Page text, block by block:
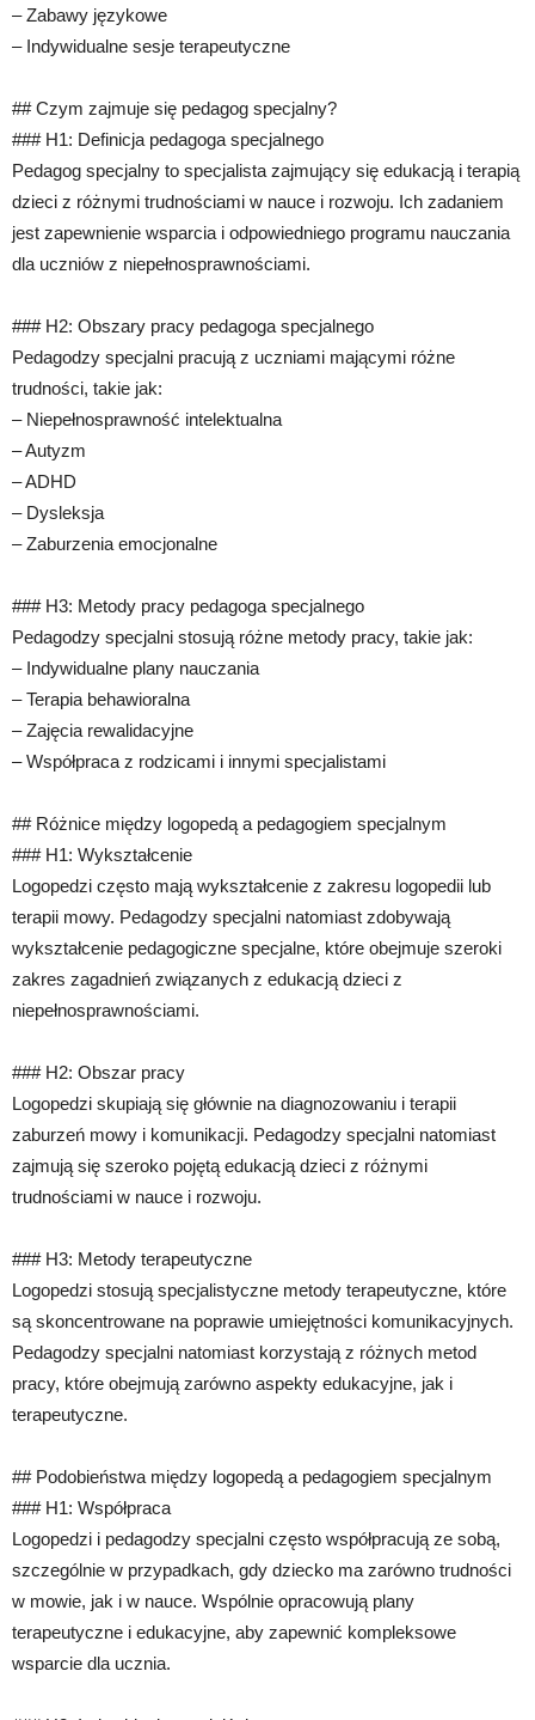
– Zabawy językowe
– Indywidualne sesje terapeutyczne
## Czym zajmuje się pedagog specjalny?
### H1: Definicja pedagoga specjalnego
Pedagog specjalny to specjalista zajmujący się edukacją i terapią
dzieci z różnymi trudnościami w nauce i rozwoju. Ich zadaniem
jest zapewnienie wsparcia i odpowiedniego programu nauczania
dla uczniów z niepełnosprawnościami.
### H2: Obszary pracy pedagoga specjalnego
Pedagodzy specjalni pracują z uczniami mającymi różne
trudności, takie jak:
– Niepełnosprawność intelektualna
– Autyzm
– ADHD
– Dysleksja
– Zaburzenia emocjonalne
### H3: Metody pracy pedagoga specjalnego
Pedagodzy specjalni stosują różne metody pracy, takie jak:
– Indywidualne plany nauczania
– Terapia behawioralna
– Zajęcia rewalidacyjne
– Współpraca z rodzicami i innymi specjalistami
## Różnice między logopedą a pedagogiem specjalnym
### H1: Wykształcenie
Logopedzi często mają wykształcenie z zakresu logopedii lub
terapii mowy. Pedagodzy specjalni natomiast zdobywają
wykształcenie pedagogiczne specjalne, które obejmuje szeroki
zakres zagadnień związanych z edukacją dzieci z
niepełnosprawnościami.
### H2: Obszar pracy
Logopedzi skupiają się głównie na diagnozowaniu i terapii
zaburzeń mowy i komunikacji. Pedagodzy specjalni natomiast
zajmują się szeroko pojętą edukacją dzieci z różnymi
trudnościami w nauce i rozwoju.
### H3: Metody terapeutyczne
Logopedzi stosują specjalistyczne metody terapeutyczne, które
są skoncentrowane na poprawie umiejętności komunikacyjnych.
Pedagodzy specjalni natomiast korzystają z różnych metod
pracy, które obejmują zarówno aspekty edukacyjne, jak i
terapeutyczne.
## Podobieństwa między logopedą a pedagogiem specjalnym
### H1: Współpraca
Logopedzi i pedagodzy specjalni często współpracują ze sobą,
szczególnie w przypadkach, gdy dziecko ma zarówno trudności
w mowie, jak i w nauce. Wspólnie opracowują plany
terapeutyczne i edukacyjne, aby zapewnić kompleksowe
wsparcie dla ucznia.